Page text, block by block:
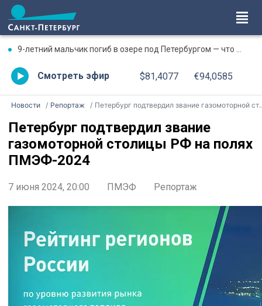
9-летний мальчик погиб в озере под Петербургом — что известно к этому часу
Смотреть эфир $81,4077 €94,0585
Новости Репортаж Петербург подтвердил звание газомоторной столицы РФ на полях ПМЭФ-2024
Петербург подтвердил звание
газомоторной столицы РФ на полях
ПМЭФ-2024
7 июня 2024, 20:00 ПМЭФ Репортаж